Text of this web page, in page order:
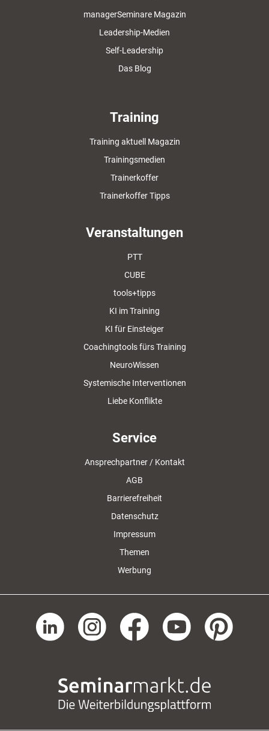
managerSeminare Magazin
Leadership-Medien
Self-Leadership
Das Blog
Training
Training aktuell Magazin
Trainingsmedien
Trainerkoffer
Trainerkoffer Tipps
Veranstaltungen
PTT
CUBE
tools+tipps
KI im Training
KI für Einsteiger
Coachingtools fürs Training
NeuroWissen
Systemische Interventionen
Liebe Konflikte
Service
Ansprechpartner / Kontakt
AGB
Barrierefreiheit
Datenschutz
Impressum
Themen
Werbung